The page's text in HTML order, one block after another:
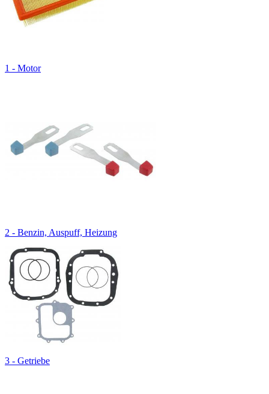
1 - Motor
2 - Benzin, Auspuff, Heizung
3 - Getriebe